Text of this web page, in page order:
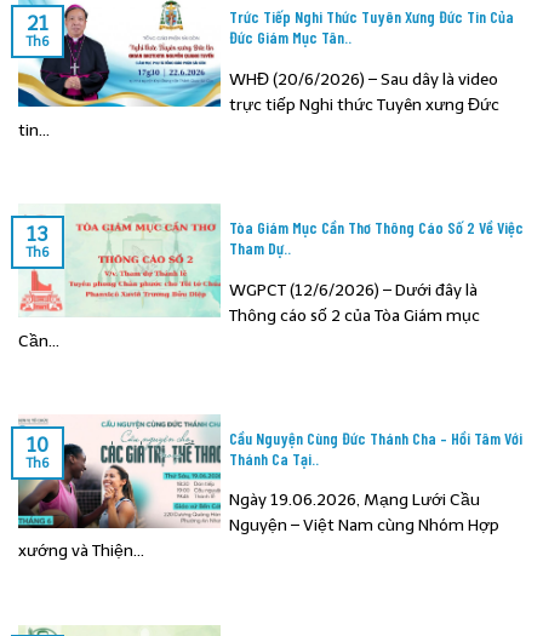
Trức Tiếp Nghi Thức Tuyên Xưng Đức Tin Của
Đức Giám Mục Tân..
WHĐ (20/6/2026) – Sau dây là video
trực tiếp Nghi thức Tuyên xưng Đức
tin...
21
Th6
Tòa Giám Mục Cần Thơ Thông Cáo Số 2 Về Việc
Tham Dự..
WGPCT (12/6/2026) – Dưới đây là
Thông cáo số 2 của Tòa Giám mục
Cần...
13
Th6
Cầu Nguyện Cùng Đức Thánh Cha – Hồi Tâm Với
Thánh Ca Tại..
Ngày 19.06.2026, Mạng Lưới Cầu
Nguyện – Việt Nam cùng Nhóm Hợp
xướng và Thiện...
10
Th6